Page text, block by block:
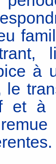
à
le
et à